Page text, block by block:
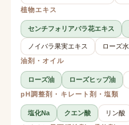
植物エキス
センチフォリアバラ花エキス
ノイバラ果実エキス
ローズ水
油剤・オイル
ローズ油 ローズヒップ油
pH調整剤・キレート剤・塩類
塩化Na クエン酸
リン酸